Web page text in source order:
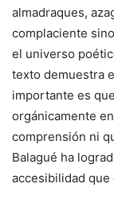
almadraques,
complaciente
el universo
texto demuestra
importante es
orgánicamente
comprensión ni
Balagué ha
accesibilidad que